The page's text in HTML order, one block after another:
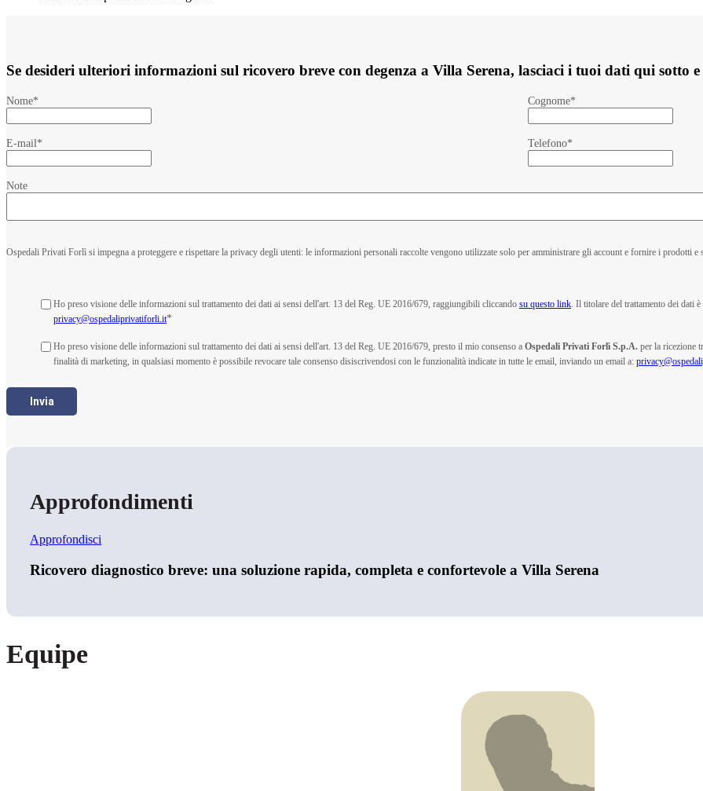
Se desideri ulteriori informazioni sul ricovero breve con degenza a Villa Serena, lasciaci i tuoi dati qui sotto
Nome* Cognome*
E-mail* Telefono*
Note
Ospedali Privati Forlì si impegna a proteggere e rispettare la privacy degli utenti: le informazioni personali raccolte vengono utilizzate solo per amministrare gli account e fornire i prodotti e
Ho preso visione delle informazioni sul trattamento dei dati ai sensi dell'art. 13 del Reg. UE 2016/679, raggiungibili cliccando su questo link. Il titolare del trattamento dei dati è
privacy@ospedaliprivatiforli.it*
Ho preso visione delle informazioni sul trattamento dei dati ai sensi dell'art. 13 del Reg. UE 2016/679, presto il mio consenso a Ospedali Privati Forlì S.p.A. per la ricezione
finalità di marketing, in qualsiasi momento è possibile revocare tale consenso disiscrivendosi con le funzionalità indicate in tutte le email, inviando un email a:
Approfondimenti
Approfondisci
Ricovero diagnostico breve: una soluzione rapida, completa e confortevole a Villa Serena
Equipe